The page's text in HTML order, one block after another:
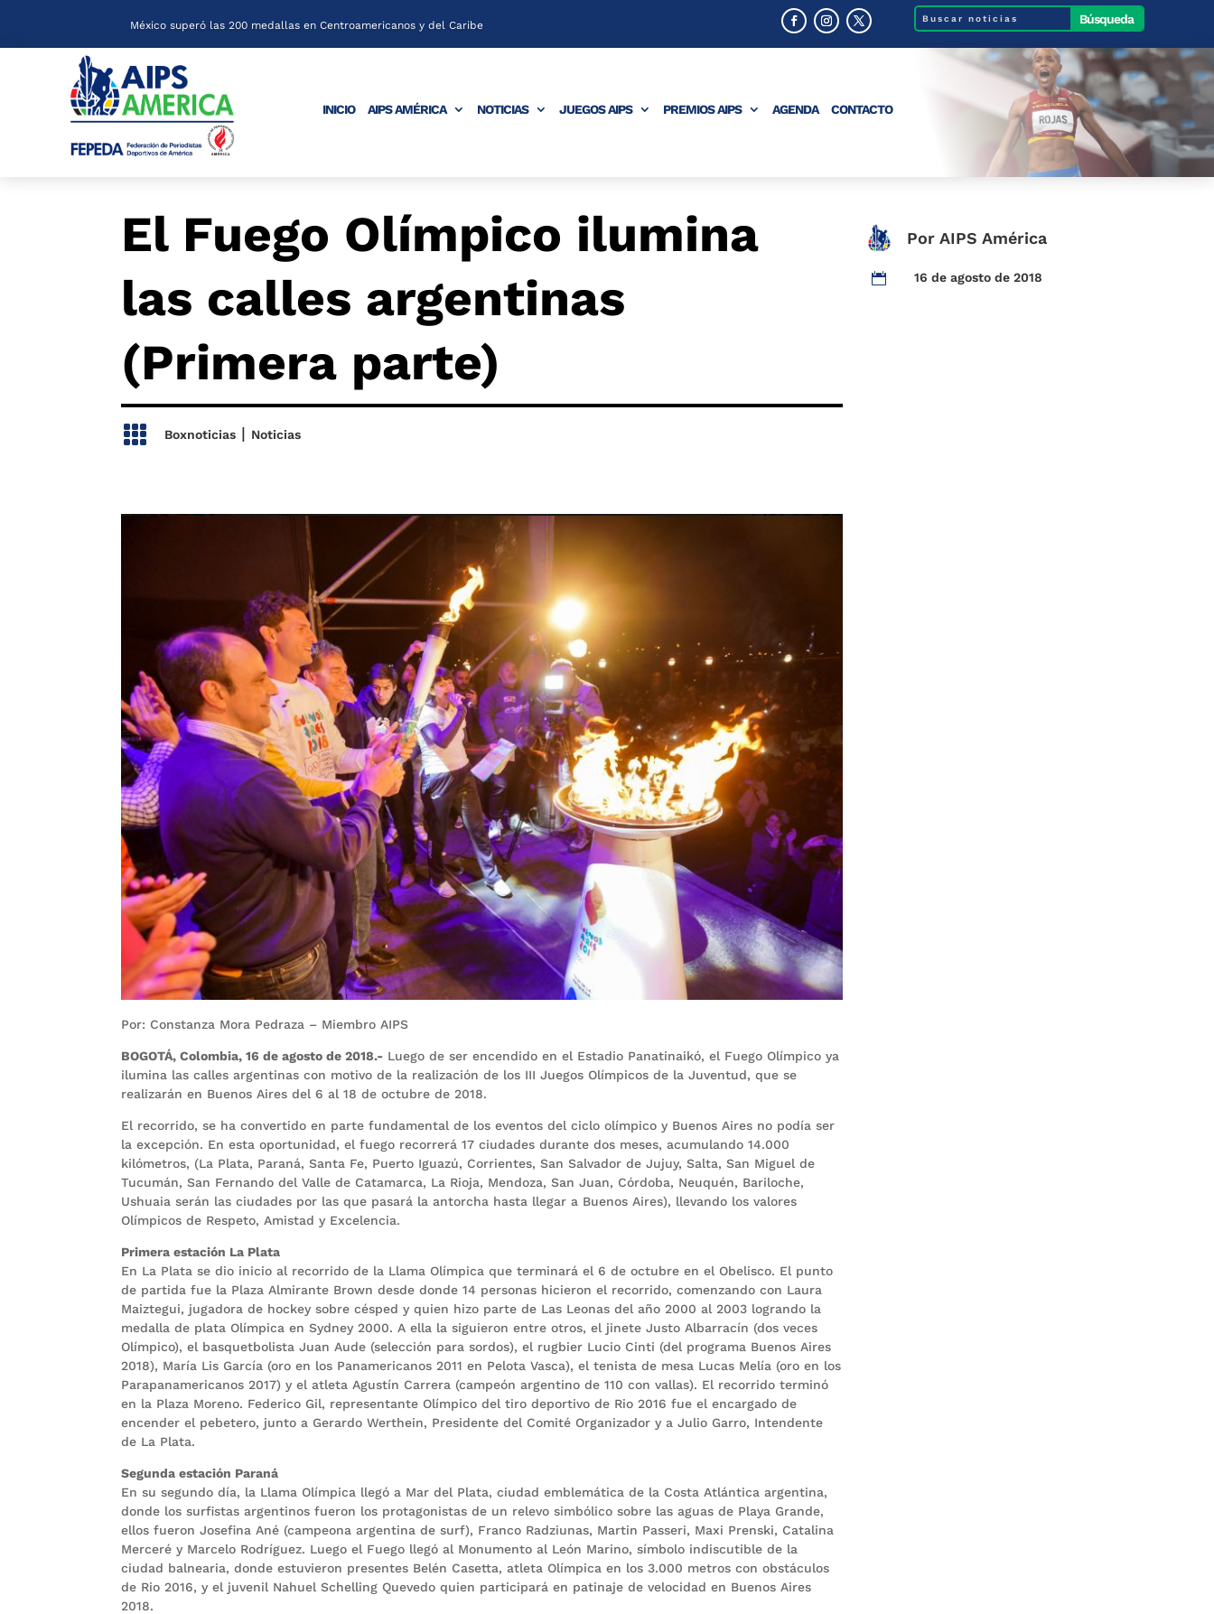
México superó las 200 medallas en Centroamericanos y del Caribe
INICIO AIPS AMÉRICA NOTICIAS JUEGOS AIPS PREMIOS AIPS AGENDA CONTACTO
El Fuego Olímpico ilumina
las calles argentinas
(Primera parte)
 Boxnoticias| Noticias
Por AIPS América
 16 de agosto de 2018
Por: Constanza Mora Pedraza – Miembro AIPS
BOGOTÁ, Colombia, 16 de agosto de 2018.- Luego de ser encendido en el Estadio Panatinaikó, el Fuego Olímpico ya
ilumina las calles argentinas con motivo de la realización de los III Juegos Olímpicos de la Juventud, que se
realizarán en Buenos Aires del 6 al 18 de octubre de 2018.
El recorrido, se ha convertido en parte fundamental de los eventos del ciclo olímpico y Buenos Aires no podía ser
la excepción. En esta oportunidad, el fuego recorrerá 17 ciudades durante dos meses, acumulando 14.000
kilómetros, (La Plata, Paraná, Santa Fe, Puerto Iguazú, Corrientes, San Salvador de Jujuy, Salta, San Miguel de
Tucumán, San Fernando del Valle de Catamarca, La Rioja, Mendoza, San Juan, Córdoba, Neuquén, Bariloche,
Ushuaia serán las ciudades por las que pasará la antorcha hasta llegar a Buenos Aires), llevando los valores
Olímpicos de Respeto, Amistad y Excelencia.
Primera estación La Plata
En La Plata se dio inicio al recorrido de la Llama Olímpica que terminará el 6 de octubre en el Obelisco. El punto
de partida fue la Plaza Almirante Brown desde donde 14 personas hicieron el recorrido, comenzando con Laura
Maiztegui, jugadora de hockey sobre césped y quien hizo parte de Las Leonas del año 2000 al 2003 logrando la
medalla de plata Olímpica en Sydney 2000. A ella la siguieron entre otros, el jinete Justo Albarracín (dos veces
Olímpico), el basquetbolista Juan Aude (selección para sordos), el rugbier Lucio Cinti (del programa Buenos Aires
2018), María Lis García (oro en los Panamericanos 2011 en Pelota Vasca), el tenista de mesa Lucas Melía (oro en los
Parapanamericanos 2017) y el atleta Agustín Carrera (campeón argentino de 110 con vallas). El recorrido terminó
en la Plaza Moreno. Federico Gil, representante Olímpico del tiro deportivo de Rio 2016 fue el encargado de
encender el pebetero, junto a Gerardo Werthein, Presidente del Comité Organizador y a Julio Garro, Intendente
de La Plata.
Segunda estación Paraná
En su segundo día, la Llama Olímpica llegó a Mar del Plata, ciudad emblemática de la Costa Atlántica argentina,
donde los surfistas argentinos fueron los protagonistas de un relevo simbólico sobre las aguas de Playa Grande,
ellos fueron Josefina Ané (campeona argentina de surf), Franco Radziunas, Martin Passeri, Maxi Prenski, Catalina
Merceré y Marcelo Rodríguez. Luego el Fuego llegó al Monumento al León Marino, símbolo indiscutible de la
ciudad balnearia, donde estuvieron presentes Belén Casetta, atleta Olímpica en los 3.000 metros con obstáculos
de Rio 2016, y el juvenil Nahuel Schelling Quevedo quien participará en patinaje de velocidad en Buenos Aires
2018.